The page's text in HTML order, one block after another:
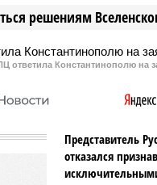
решениям
ответила Константинополю на
Представитель
отказался